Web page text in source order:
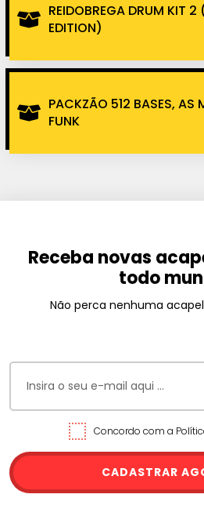
REIDOBREGA DRUM KIT 2
EDITION)
PACKZÃO 512 BASES, AS
FUNK
Receba novas
todo
Não perca nenhuma
Concordo com a
CADASTRAR